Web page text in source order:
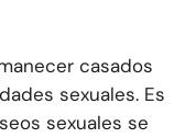
casados
sexuales. Es
sexuales se